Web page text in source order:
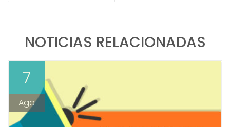
NOTICIAS RELACIONADAS
7
Ago